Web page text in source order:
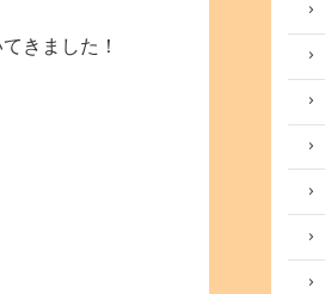
きました！